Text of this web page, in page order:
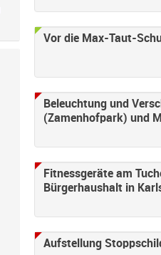
Neu-Hohenschönhausen Süd Filter
Bucht Filter anwenden
anwenden
anwenden
Filter anwenden
Filter anwenden
Filter anwenden
Vor die Max-Taut-
Beleuchtung und
(Zamenhofpark) und
Fitnessgeräte am
Bürgerhaushalt in
Aufstellung